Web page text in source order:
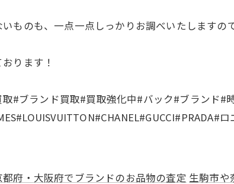
ものも、一点一点しっかりお調べいたしますの
ります！
#ブランド買取#買取強化中#バック#ブランド
府・大阪府でブランドのお品物の査定 生駒市や